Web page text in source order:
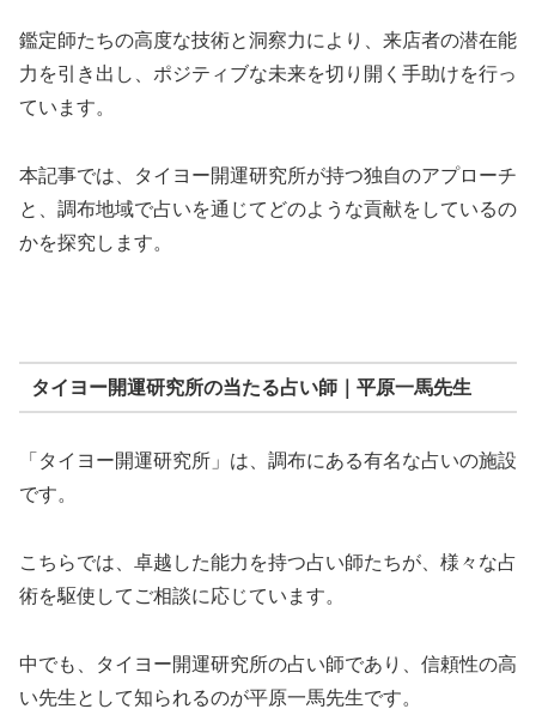
鑑定師たちの高度な技術と洞察力により、来店者の潜在能
力を引き出し、ポジティブな未来を切り開く手助けを行っ
ています。
本記事では、タイヨー開運研究所が持つ独自のアプローチ
と、調布地域で占いを通じてどのような貢献をしているの
かを探究します。
タイヨー開運研究所の当たる占い師｜平原一馬先生
「タイヨー開運研究所」は、調布にある有名な占いの施設
です。
こちらでは、卓越した能力を持つ占い師たちが、様々な占
術を駆使してご相談に応じています。
中でも、タイヨー開運研究所の占い師であり、信頼性の高
い先生として知られるのが平原一馬先生です。